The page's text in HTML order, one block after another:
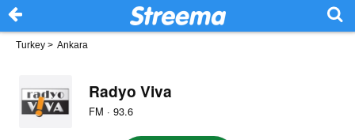
Turkey > Ankara
Radyo Viva
FM · 93.6